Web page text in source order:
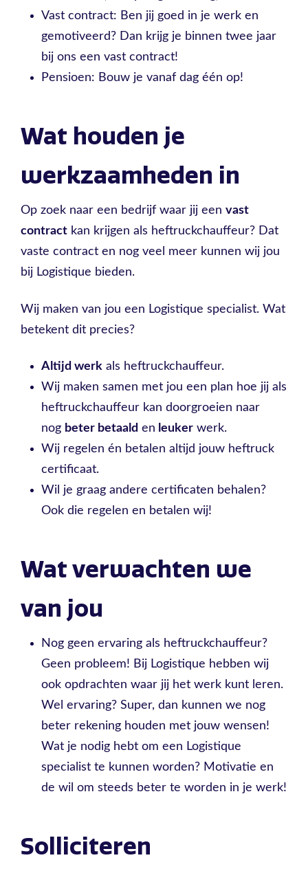
Vast contract: Ben jij goed in je werk en
gemotiveerd? Dan krijg je binnen twee jaar
bij ons een vast contract!
Pensioen: Bouw je vanaf dag één op!
Wat houden je
werkzaamheden in
Op zoek naar een bedrijf waar jij een vast
contract kan krijgen als heftruckchauffeur? Dat
vaste contract en nog veel meer kunnen wij jou
bij Logistique bieden.
Wij maken van jou een Logistique specialist. Wat
betekent dit precies?
Altijd werkals heftruckchauffeur.
Wij maken samen met jou een plan hoe jij als
heftruckchauffeur kan doorgroeien naar
nog beter betaald en leukerwerk.
Wij regelen én betalen altijd jouw heftruck
certificaat.
Wil je graag andere certificaten behalen?
Ook die regelen en betalen wij!
Wat verwachten we
van jou
Nog geen ervaring als heftruckchauffeur?
Geen probleem! Bij Logistique hebben wij
ook opdrachten waar jij het werk kunt leren.
Wel ervaring? Super, dan kunnen we nog
beter rekening houden met jouw wensen!
Wat je nodig hebt om een Logistique
specialist te kunnen worden? Motivatie en
de wil om steeds beter te worden in je werk!
Solliciteren